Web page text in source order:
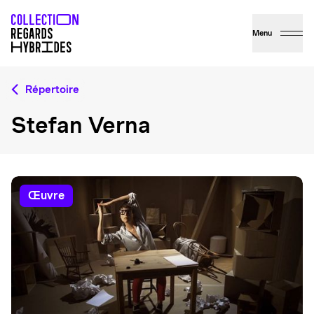
Menu
Répertoire
Stefan Verna
œuvre